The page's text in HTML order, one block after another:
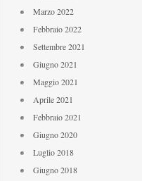
Marzo 2022
Febbraio 2022
Settembre 2021
Giugno 2021
Maggio 2021
Aprile 2021
Febbraio 2021
Giugno 2020
Luglio 2018
Giugno 2018